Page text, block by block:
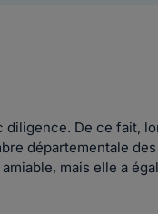
diligence. De ce fait,
départementale
mais elle a